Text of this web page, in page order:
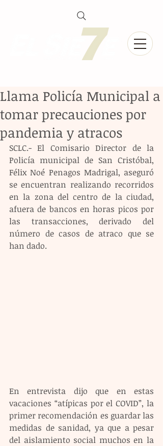
Llama Policía Municipal a
tomar precauciones por
pandemia y atracos
SCLC.- El Comisario Director de la
Policía municipal de San Cristóbal,
Félix Noé Penagos Madrigal, aseguró
se encuentran realizando recorridos
en la zona del centro de la ciudad,
afuera de bancos en horas picos por
las transacciones, derivado del
número de casos de atraco que se
han dado.
En entrevista dijo que en estas
vacaciones “atípicas por el COVID”, la
primer recomendación es guardar las
medidas de sanidad, ya que a pesar
del aislamiento social muchos en la